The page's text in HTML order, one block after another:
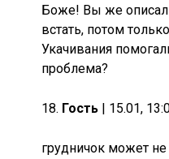
Боже! Вы же
встать, потом
Укачивания
проблема?
18. Гость | 15.01,
грудничок может